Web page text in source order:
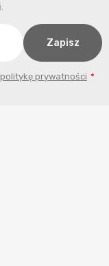
politykę prywatności